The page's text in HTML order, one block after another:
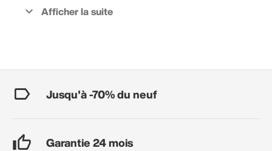
Jusqu'à -70% du neuf
Garantie 24 mois